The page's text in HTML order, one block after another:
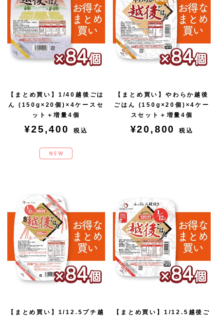
【まとめ買い】1/40越後ごは
ん (150g×20個)×4ケースセ
ット＋増量4個
¥25,400 税込
【まとめ買い】やわらか越後
ごはん (150g×20個)×4ケー
スセット＋増量4個
¥20,800税込
【まとめ買い】1/12.5プチ越
【まとめ買い】1/12.5越後ご